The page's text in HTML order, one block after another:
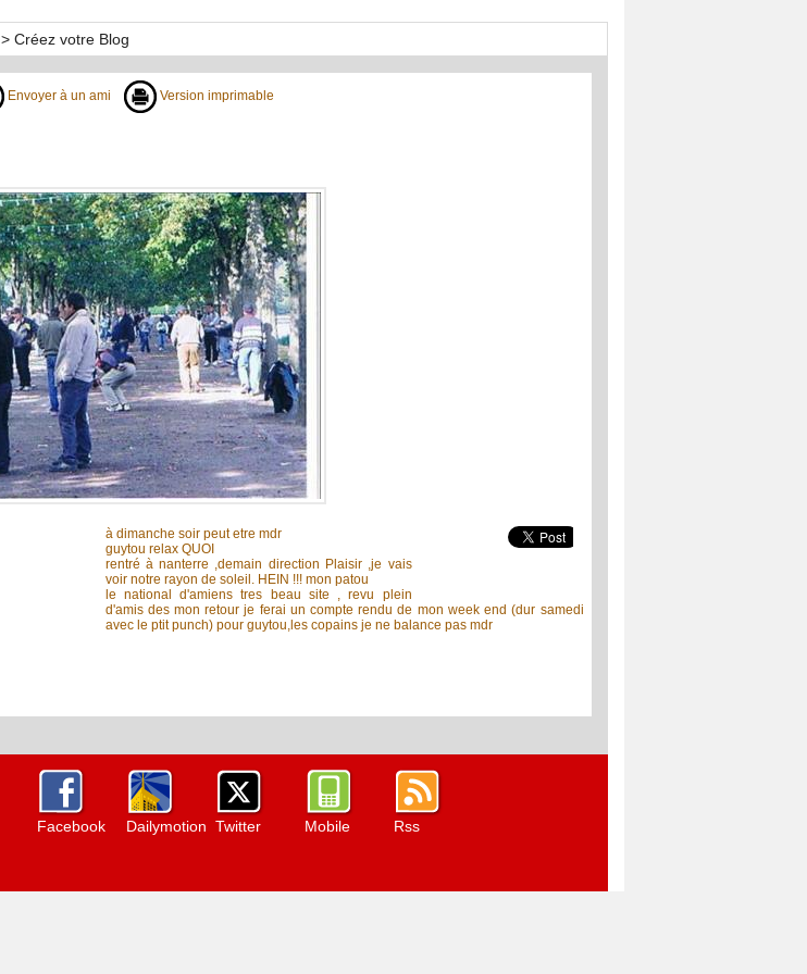
> Créez votre Blog
Envoyer à un ami Version imprimable
à dimanche soir peut etre mdr
guytou relax QUOI
rentré à nanterre ,demain direction Plaisir ,je vais
voir notre rayon de soleil. HEIN !!! mon patou
le national d'amiens tres beau site , revu plein
d'amis des mon retour je ferai un compte rendu de mon week end (dur samedi
avec le ptit punch) pour guytou,les copains je ne balance pas mdr
Facebook Dailymotion Twitter Mobile Rss